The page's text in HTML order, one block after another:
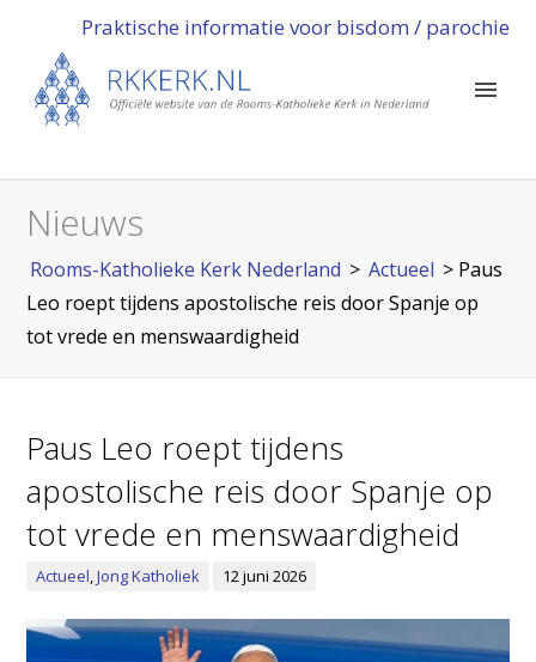
Praktische informatie voor bisdom / parochie
Nieuws
Rooms-Katholieke Kerk Nederland > Actueel > Paus
Leo roept tijdens apostolische reis door Spanje op
tot vrede en menswaardigheid
Paus Leo roept tijdens
apostolische reis door Spanje op
tot vrede en menswaardigheid
Actueel,Jong Katholiek 12 juni 2026